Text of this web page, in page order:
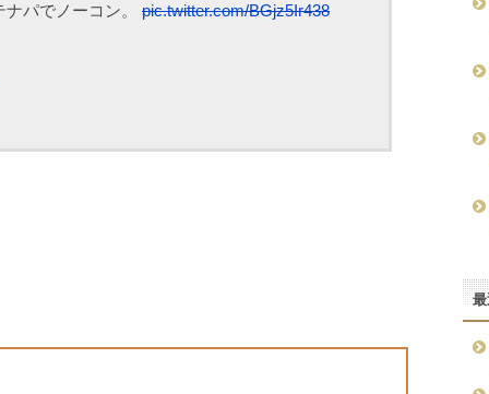
パでノーコン。 pic.twitter.com/BGjz5Ir438